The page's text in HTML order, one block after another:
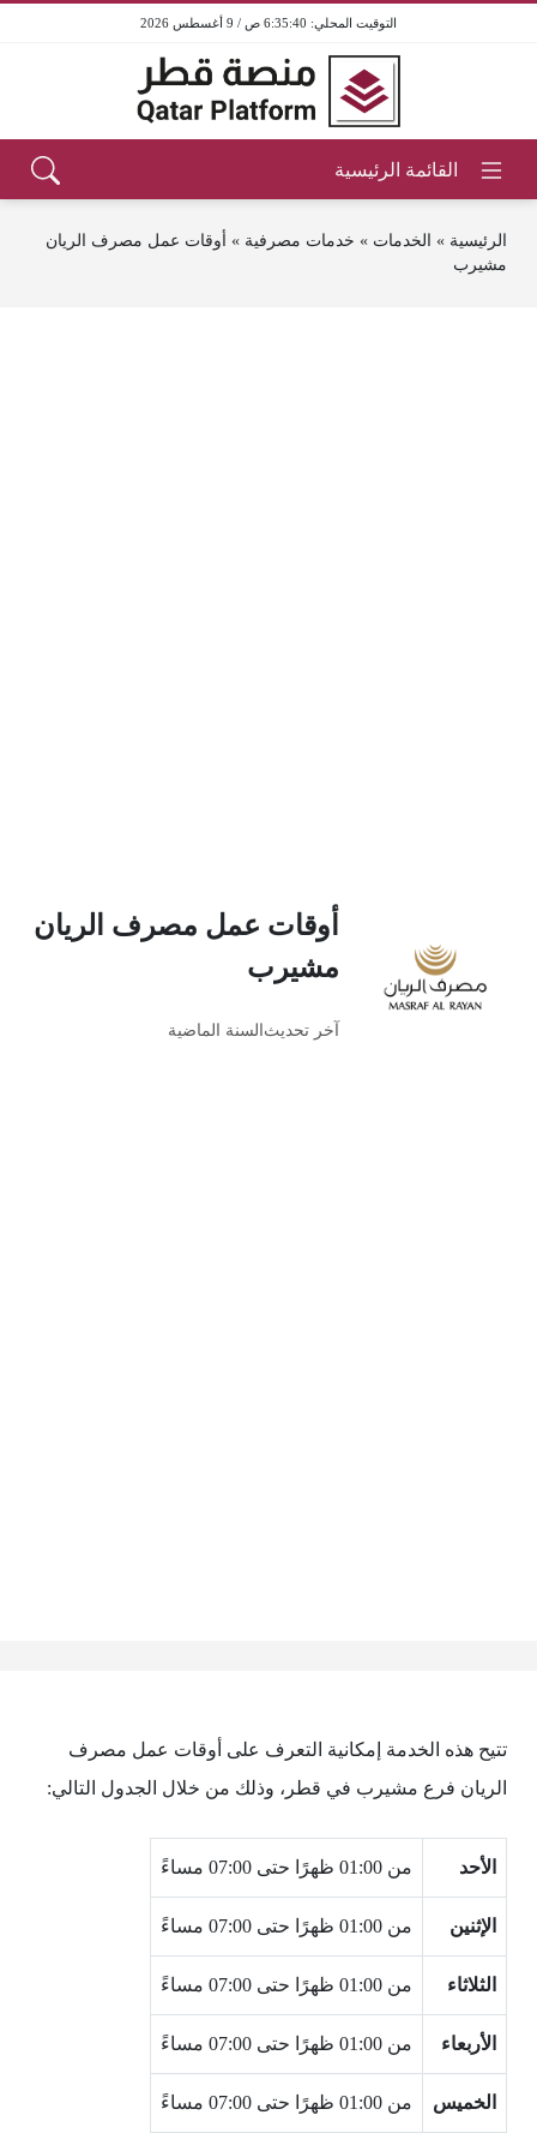
6:35:40 ص / 9 أغسطس 2026
الرئيسية » الخدمات » خدمات مصرفية » أوقات عمل مصرف الريان
مشيرب
أوقات عمل مصرف الريان
مشيرب
آخر تحديث السنة الماضية
تتيح هذه الخدمة إمكانية التعرف على أوقات عمل مصرف
الريان فرع مشيرب في قطر، وذلك من خلال الجدول التالي:
الأحد من 01:00 ظهرًا حتى 07:00 مساءً
الإثنين من 01:00 ظهرًا حتى 07:00 مساءً
الثلاثاء من 01:00 ظهرًا حتى 07:00 مساءً
الأربعاء من 01:00 ظهرًا حتى 07:00 مساءً
الخميس من 01:00 ظهرًا حتى 07:00 مساءً